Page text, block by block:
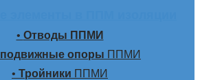
• Отводы ППМИ
опоры ППМИ
• Тройники ППМИ